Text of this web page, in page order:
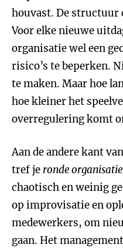
houvast. De structuur
Voor elke nieuwe
organisatie wel een
risico’s te beperken.
te maken. Maar hoe
hoe kleiner het
overregulering komt
Aan de andere kant
tref je ronde
chaotisch en weinig
op improvisatie en
medewerkers, om
gaan. Het